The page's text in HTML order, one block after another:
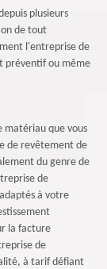
plusieurs
de tout
l'entreprise de
préventif ou même
matériau que vous
de revêtement de
du genre de
de
à votre
la facture
de
à tarif défiant